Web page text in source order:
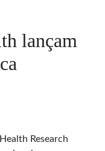
lançam
Research